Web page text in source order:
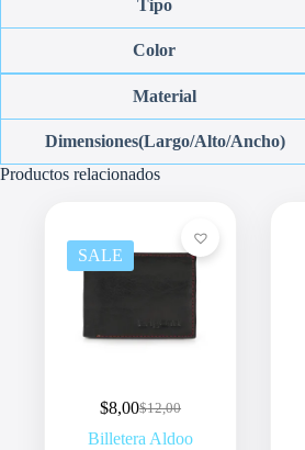
Tipo
Color
Material
Dimensiones(Largo/Alto/Ancho)
Productos relacionados
SALE
$12,00
Original
price
$8,00Current
price
Billetera Aldoo